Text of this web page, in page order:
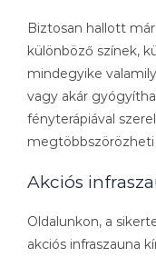
Biztosan hallott
különböző színek,
mindegyike
vagy akár
fényterápiával
megtöbbszörözheti
Akciós
Oldalunkon, a
akciós infraszauna